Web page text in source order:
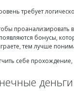
требует
проанализировать
бонусы,
тем лучше
себе